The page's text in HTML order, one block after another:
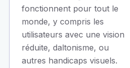
fonctionnent pour tout le
monde, y compris les
utilisateurs avec une vision
réduite, daltonisme, ou
autres handicaps visuels.